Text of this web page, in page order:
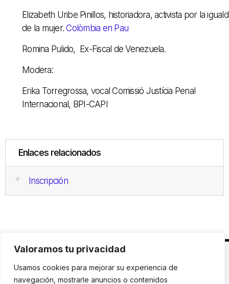
Valoramos tu privacidad
Usamos cookies para mejorar su experiencia de
navegación, mostrarle anuncios o contenidos
Elizabeth Uribe Pinillos, historiadora, activista por la
de la mujer.Colòmbia en Pau
Romina Pulido, Ex-Fiscal de Venezuela.
Modera:
Erika Torregrossa, vocal Comissió Justícia Penal
Internacional, BPI-CAPI
Enlaces relacionados
Inscripción
C. Avinyó 44, 2n | 08002 Barcelona |
T.: +34 93
119 03 72|institut@idhc.org